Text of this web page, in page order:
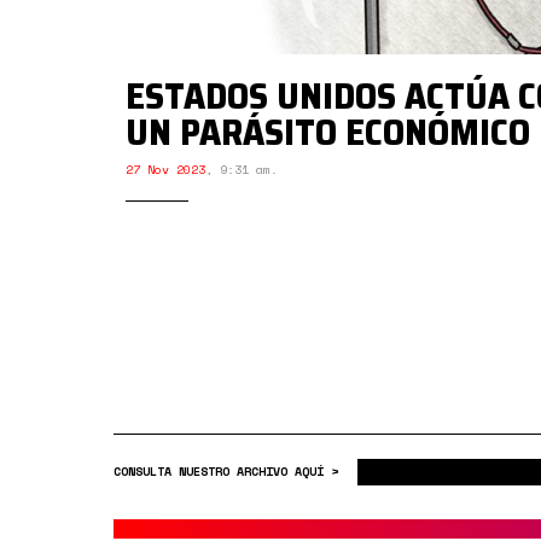
ESTADOS UNIDOS ACTÚA
UN PARÁSITO ECONÓMICO
27 Nov 2023, 9:31 am.
CONSULTA NUESTRO ARCHIVO AQUÍ >